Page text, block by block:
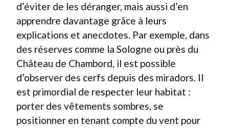
d’éviter de les déranger, mais aussi d’en
apprendre davantage grâce à leurs
explications et anecdotes. Par exemple, dans
des réserves comme la Sologne ou près du
Château de Chambord, il est possible
d’observer des cerfs depuis des miradors. Il
est primordial de respecter leur habitat :
porter des vêtements sombres, se
positionner en tenant compte du vent pour